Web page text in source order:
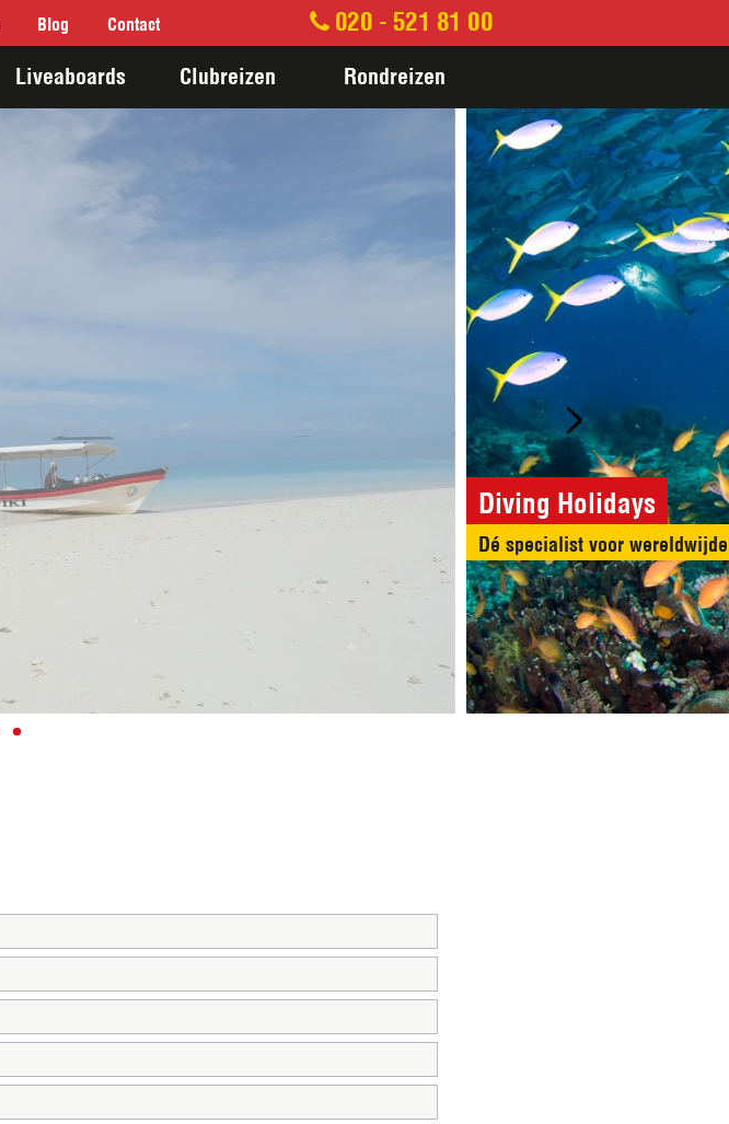
Blog Contact 020 - 521 81 00
Liveaboards Clubreizen Rondreizen
Diving Holidays
Dé specialist voor
>